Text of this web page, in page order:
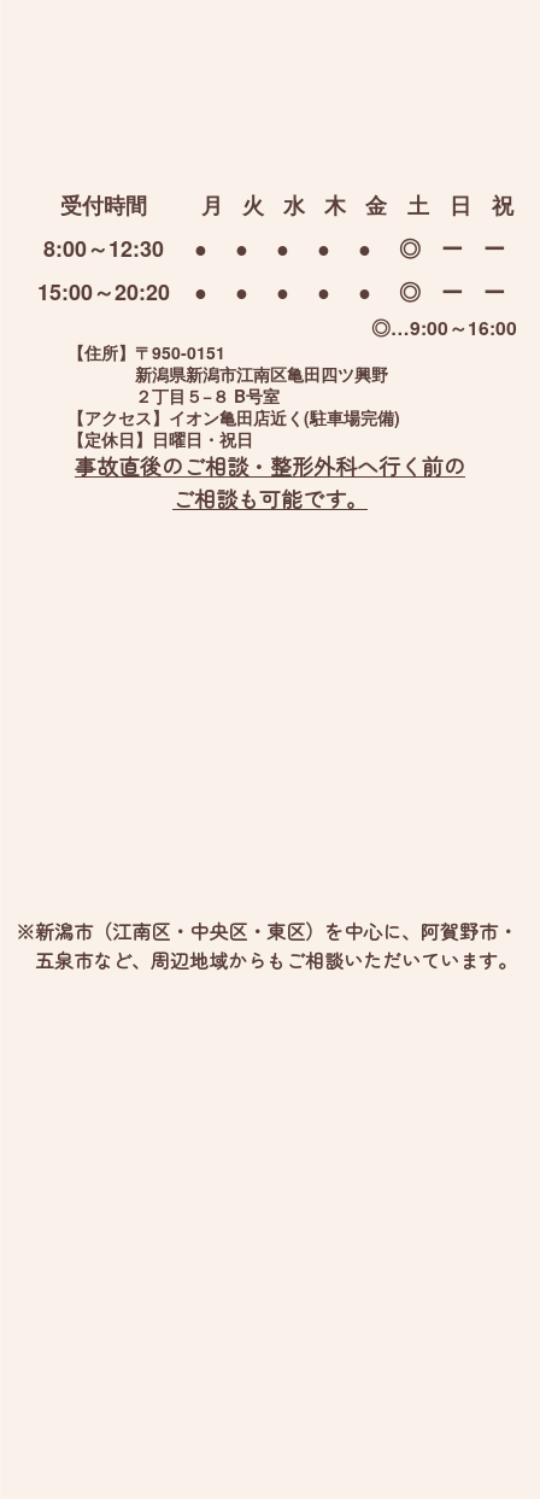
受付時間 月 火 水 木 金 土 日
祝
8:00～12:30
● ● ● ● ● ◎ ー
ー
15:00～20:20
● ● ● ● ● ◎ ー ー
◎…9:00～16:00
【住所】 〒950-0151
新潟県新潟市江南区亀田四ツ興野
２丁目５−８ B号室
【アクセス】 イオン亀田店近く(駐車場完備)
【定休日】 日曜日・祝日
事故直後のご相談・整形外科へ行く前の
ご相談も可能です。
※新潟市（江南区・中央区・東区）を中心に、阿賀野市・
五泉市など、周辺地域からもご相談いただいています。